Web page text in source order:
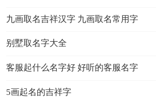
九画取名吉祥汉字 九画取名常用字
别墅取名字大全
客服起什么名字好 好听的客服名字
5画起名的吉祥字